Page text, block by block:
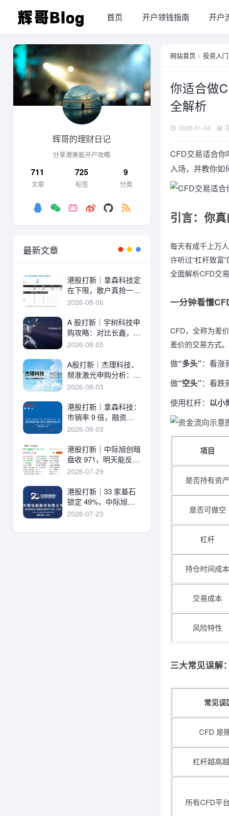
首页 开户领钱指南 开户
网站首页 > 投资入门
你适合做
全解析
2026-01-04
CFD交易适合你
入场，并教你如
引言：你
每天有成千上万
许听过“杠杆致富
全面解析CFD交
一分钟看懂
CFD，全称为差
差价的交易方式。
做“多头”：看涨
做“空头”：看跌
使用杠杆： 以小
项目
是否持有资产
是否可做空
杠杆
持仓时间成本
交易成本
风险特性
三大常见误解
常见误
CFD 是
杠杆越高
所有CFD平
辉哥的理财日记
分享港美股开户攻略
711
文章
725
标签
9
分类
最新文章
港股打新｜拿森科技定
在下限，散户真抢一
手！
2026-08-06
A 股打新｜宇树科技申
购攻略：对比长鑫，一
文讲透中签率与A港差
2026-08-05
A股打新｜杰理科技、
频准激光申购分析：估
值、中签率与资金方案
2026-08-03
港股打新｜拿森科技：
市销率 9 倍，融资溢
价 30%，能打吗？
2026-08-03
港股打新｜中际旭创暗
盘收 971，明天能反弹
吗？
2026-07-29
港股打新｜33 家基石
锁定 49%，中际旭创
详细申购分析！
2026-07-23